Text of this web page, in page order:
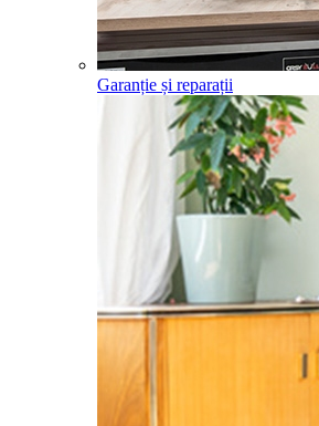
Garanție și reparații